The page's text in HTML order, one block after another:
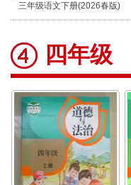
三年级语文下册(2026春版)
(部编版)
四年级